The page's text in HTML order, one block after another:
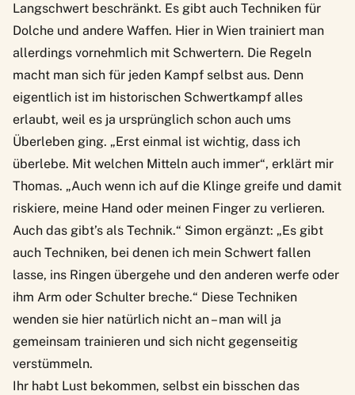
Langschwert beschränkt. Es gibt auch Techniken für
Dolche und andere Waffen. Hier in Wien trainiert man
allerdings vornehmlich mit Schwertern. Die Regeln
macht man sich für jeden Kampf selbst aus. Denn
eigentlich ist im historischen Schwertkampf alles
erlaubt, weil es ja ursprünglich schon auch ums
Überleben ging. „Erst einmal ist wichtig, dass ich
überlebe. Mit welchen Mitteln auch immer“, erklärt mir
Thomas. „Auch wenn ich auf die Klinge greife und damit
riskiere, meine Hand oder meinen Finger zu verlieren.
Auch das gibt’s als Technik.“ Simon ergänzt: „Es gibt
auch Techniken, bei denen ich mein Schwert fallen
lasse, ins Ringen übergehe und den anderen werfe oder
ihm Arm oder Schulter breche.“ Diese Techniken
wenden sie hier natürlich nicht an – man will ja
gemeinsam trainieren und sich nicht gegenseitig
verstümmeln.
Ihr habt Lust bekommen, selbst ein bisschen das